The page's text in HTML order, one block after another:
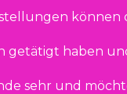
können
getätigt haben
sehr und